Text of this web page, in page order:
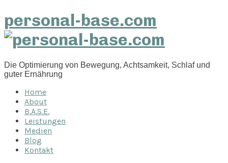
personal-base.com
Die Optimierung von Bewegung, Achtsamkeit, Schlaf und
guter Ernährung
Home
About
B.A.S.E.
Leistungen
Medien
Blog
Kontakt